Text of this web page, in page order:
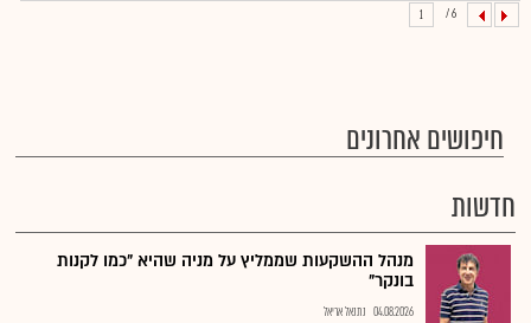
6 /
1
חיפושים אחרונים
חדשות
מנהל ההשקעות שממליץ על מניה שהיא "כמו לקנות
בונקר"
04.08.2026 נתנאל אריאל